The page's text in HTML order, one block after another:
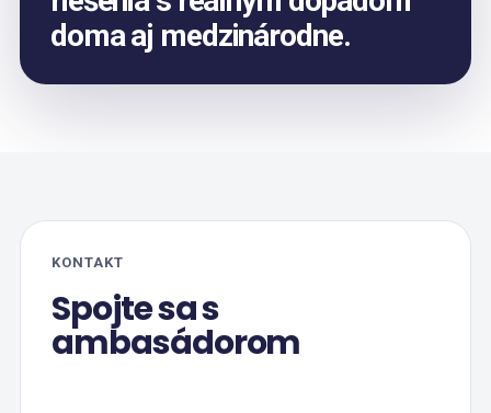
doma aj medzinárodne.
KONTAKT
Spojte sa s
ambasádorom